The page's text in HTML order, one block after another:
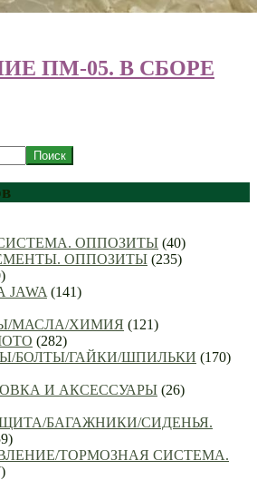
ПМ-05. В СБОРЕ
Поиск
ОППОЗИТЫ (40)
ОППОЗИТЫ (235)
(141)
МАСЛА/ХИМИЯ (121)
(282)
БОЛТЫ/ГАЙКИ/ШПИЛЬКИ (170)
И АКСЕССУАРЫ (26)
БАГАЖНИКИ/СИДЕНЬЯ.
ТОРМОЗНАЯ СИСТЕМА.